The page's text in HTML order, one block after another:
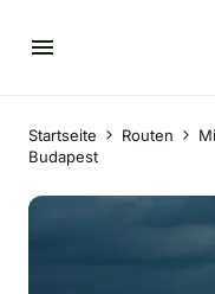
Startseite Routen
Budapest